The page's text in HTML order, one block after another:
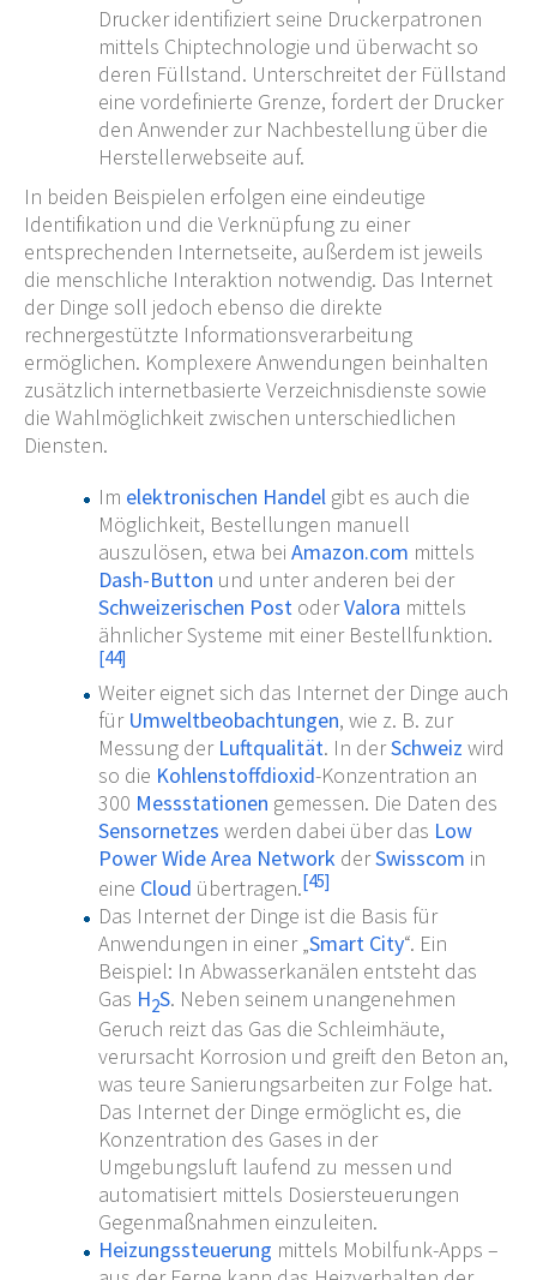
Drucker identifiziert seine Druckerpatronen
mittels Chiptechnologie und überwacht so
deren Füllstand. Unterschreitet der Füllstand
eine vordefinierte Grenze, fordert der Drucker
den Anwender zur Nachbestellung über die
Herstellerwebseite auf.
In beiden Beispielen erfolgen eine eindeutige
Identifikation und die Verknüpfung zu einer
entsprechenden Internetseite, außerdem ist jeweils
die menschliche Interaktion notwendig. Das Internet
der Dinge soll jedoch ebenso die direkte
rechnergestützte Informationsverarbeitung
ermöglichen. Komplexere Anwendungen beinhalten
zusätzlich internetbasierte Verzeichnisdienste sowie
die Wahlmöglichkeit zwischen unterschiedlichen
Diensten.
Im elektronischen Handelgibt es auch die
Möglichkeit, Bestellungen manuell
auszulösen, etwa bei Amazon.com mittels
Dash-Button und unter anderen bei der
Schweizerischen PostoderValora mittels
ähnlicher Systeme mit einer Bestellfunktion.
[44]
Weiter eignet sich das Internet der Dinge auch
für Umweltbeobachtungen, wie z. B. zur
Messung der Luftqualität. In derSchweiz wird
so die Kohlenstoffdioxid-Konzentration an
300 Messstationen gemessen. Die Daten des
Sensornetzes werden dabei über das Low
Power Wide Area Network derSwisscom in
eine Cloud übertragen.[45]
Das Internet der Dinge ist die Basis für
Anwendungen in einer „Smart City“. Ein
Beispiel: In Abwasserkanälen entsteht das
Gas H2S. Neben seinem unangenehmen
Geruch reizt das Gas die Schleimhäute,
verursacht Korrosion und greift den Beton an,
was teure Sanierungsarbeiten zur Folge hat.
Das Internet der Dinge ermöglicht es, die
Konzentration des Gases in der
Umgebungsluft laufend zu messen und
automatisiert mittels Dosiersteuerungen
Gegenmaßnahmen einzuleiten.
Heizungssteuerung mittels Mobilfunk-Apps –